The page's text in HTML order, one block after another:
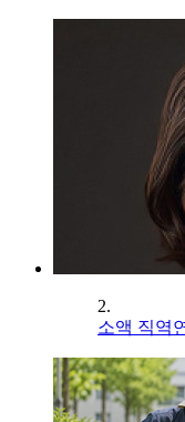
2.
소액 직역